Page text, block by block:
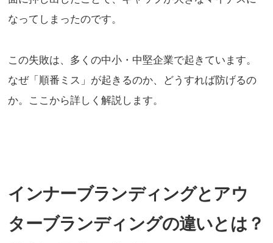
なってしまったのです。
この失敗は、多くの中小・中堅企業で起きています。
なぜ「順番ミス」が起きるのか、どうすれば防げるの
か。ここから詳しく解説します。
インナーブランディングとアウ
ターブランディングの違いとは？